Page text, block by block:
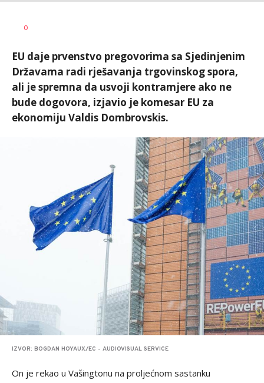
AUTOR
0
EU daje prvenstvo pregovorima sa Sjedinjenim
Državama radi rješavanja trgovinskog spora,
ali je spremna da usvoji kontramjere ako ne
bude dogovora, izjavio je komesar EU za
ekonomiju Valdis Dombrovskis.
IZVOR: BOGDAN HOYAUX/EC - AUDIOVISUAL SERVICE
On je rekao u Vašingtonu na proljećnom sastanku